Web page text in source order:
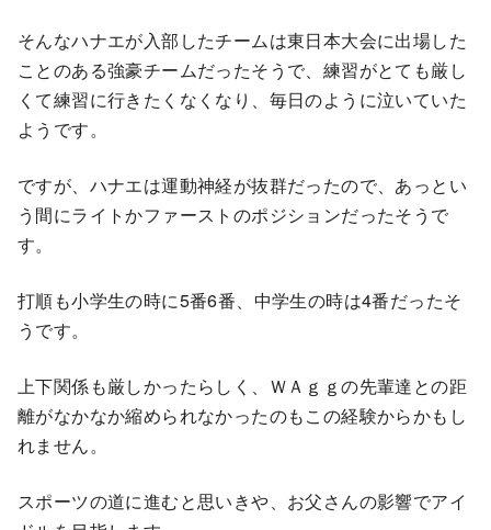
そんなハナエが入部したチームは東日本大会に出場した
ことのある強豪チームだったそうで、練習がとても厳し
くて練習に行きたくなくなり、毎日のように泣いていた
ようです。
ですが、ハナエは運動神経が抜群だったので、あっとい
う間にライトかファーストのポジションだったそうで
す。
打順も小学生の時に5番6番、中学生の時は4番だったそ
うです。
上下関係も厳しかったらしく、ＷＡｇｇの先輩達との距
離がなかなか縮められなかったのもこの経験からかもし
れません。
スポーツの道に進むと思いきや、お父さんの影響でアイ